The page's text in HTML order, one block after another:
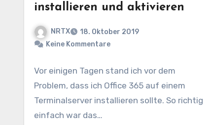
installieren und aktivieren
NRTX
18. Oktober 2019
Keine Kommentare
Vor einigen Tagen stand ich vor dem
Problem, dass ich Office 365 auf einem
Terminalserver installieren sollte. So richtig
einfach war das…